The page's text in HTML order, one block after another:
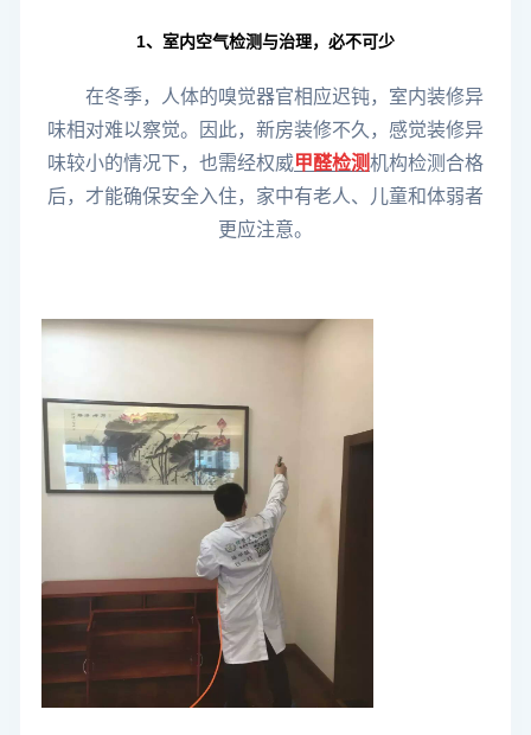
1、室内空气检测与治理，必不可少
在冬季，人体的嗅觉器官相应迟钝，室内装修异
味相对难以察觉。
因此，新房装修不久，感觉装修异
味较小的情况下，也需经权威甲醛检测机构检测合格
后，才能确保安全入住，家中有老人、儿童和体弱者
更应注意。